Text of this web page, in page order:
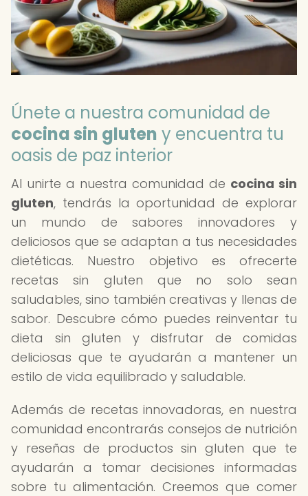
Únete a nuestra comunidad de
cocina sin gluten y encuentra tu
oasis de paz interior
Al unirte a nuestra comunidad de cocina sin
gluten, tendrás la oportunidad de explorar
un mundo de sabores innovadores y
deliciosos que se adaptan a tus necesidades
dietéticas. Nuestro objetivo es ofrecerte
recetas sin gluten que no solo sean
saludables, sino también creativas y llenas de
sabor. Descubre cómo puedes reinventar tu
dieta sin gluten y disfrutar de comidas
deliciosas que te ayudarán a mantener un
estilo de vida equilibrado y saludable.
Además de recetas innovadoras, en nuestra
comunidad encontrarás consejos de nutrición
y reseñas de productos sin gluten que te
ayudarán a tomar decisiones informadas
sobre tu alimentación. Creemos que comer